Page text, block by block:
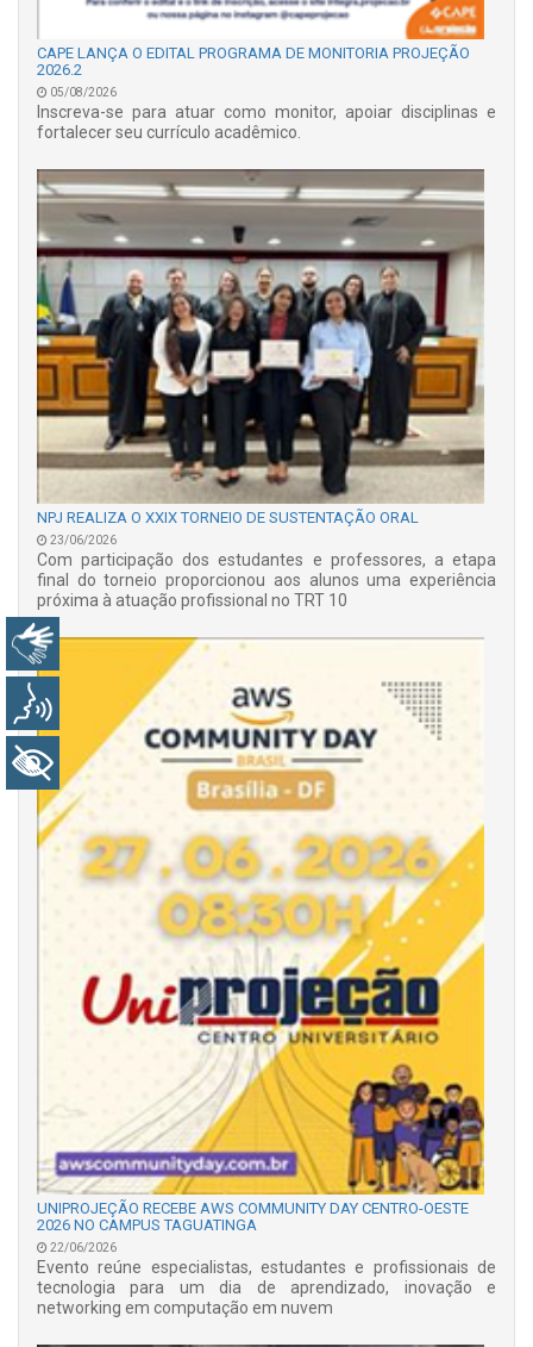
CAPE LANÇA O EDITAL PROGRAMA DE MONITORIA PROJEÇÃO
2026.2
05/08/2026
Inscreva-se para atuar como monitor, apoiar disciplinas e
fortalecer seu currículo acadêmico.
NPJ REALIZA O XXIX TORNEIO DE SUSTENTAÇÃO ORAL
23/06/2026
Com participação dos estudantes e professores, a etapa
final do torneio proporcionou aos alunos uma experiência
próxima à atuação profissional no TRT 10
UNIPROJEÇÃO RECEBE AWS COMMUNITY DAY CENTRO-OESTE
2026 NO CAMPUS TAGUATINGA
22/06/2026
Evento reúne especialistas, estudantes e profissionais de
tecnologia para um dia de aprendizado, inovação e
networking em computação em nuvem
Libras
+ Acessibilidade